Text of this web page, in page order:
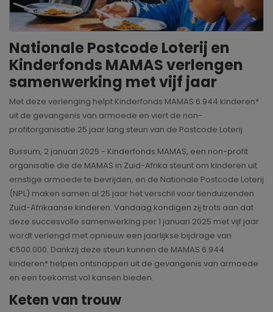
Nationale Postcode Loterij en
Kinderfonds MAMAS verlengen
samenwerking met vijf jaar
Met deze verlenging helpt Kinderfonds MAMAS 6.944 kinderen*
uit de gevangenis van armoede en viert de non-
profitorganisatie 25 jaar lang steun van de Postcode Loterij.
Bussum, 2 januari 2025 - Kinderfonds MAMAS, een non-profit
organisatie die de MAMAS in Zuid-Afrika steunt om kinderen uit
ernstige armoede te bevrijden, en de Nationale Postcode Loterij
(NPL) maken samen al 25 jaar het verschil voor tienduizenden
Zuid-Afrikaanse kinderen. Vandaag kondigen zij trots aan dat
deze succesvolle samenwerking per 1 januari 2025 met vijf jaar
wordt verlengd met opnieuw een jaarlijkse bijdrage van
€500.000. Dankzij deze steun kunnen de MAMAS 6.944
kinderen* helpen ontsnappen uit de gevangenis van armoede
en een toekomst vol kansen bieden.
Keten van trouw